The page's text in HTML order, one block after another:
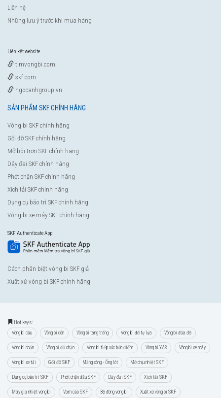
Liên hệ
Những lưu ý trước khi mua hàng
Liên kết website
timvongbi.com
skf.com
ngocanhgroup.vn
SẢN PHẨM SKF CHÍNH HÃNG
Vòng bi SKF chính hãng
Gối đỡ SKF chính hãng
Mỡ bôi trơn SKF chính hãng
Dây đai SKF chính hãng
Phớt chặn SKF chính hãng
Xích tải SKF chính hãng
Dụng cụ bảo trì SKF chính hãng
Vòng bi xe máy SKF chính hãng
SKF Authenticate App
Cách phân biệt vòng bi SKF giả
Xuất xứ vòng bi SKF chính hãng
Hot keys:
Vòng bi cầu Vòng bi côn Vòng bi tang trống Vòng bi đỡ tự lựa Vòng bi đũa đỡ
Vòng bi chặn Vòng bi đỡ chặn Vòng bi tiếp xúc bốn điểm Vòng bi YAR Vòng bi xe máy
Vòng bi xe tải Gối đỡ SKF Măng xông - Ống lót Mỡ chịu nhiệt SKF
Dụng cụ bảo trì SKF Phớt chặn dầu SKF Dây đai SKF Xích tải SKF
Máy gia nhiệt vòng bi Vam cảo SKF Bộ đóng vòng bi Xuất xứ vòng bi SKF